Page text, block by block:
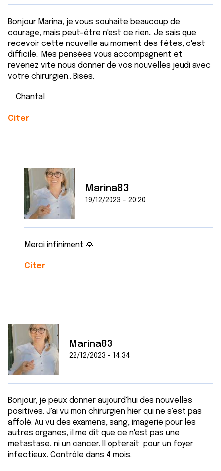
Bonjour Marina, je vous souhaite beaucoup de
courage, mais peut-être n'est ce rien.. Je sais que
recevoir cette nouvelle au moment des fêtes, c'est
difficile.. Mes pensées vous accompagnent et
revenez vite nous donner de vos nouvelles jeudi avec
votre chirurgien.. Bises.
Chantal
Citer
Marina83
19/12/2023 - 20:20
Merci infiniment 🙏
Citer
Marina83
22/12/2023 - 14:34
Bonjour, je peux donner aujourd'hui des nouvelles
positives. J'ai vu mon chirurgien hier qui ne s'est pas
affolé. Au vu des examens, sang, imagerie pour les
autres organes, il me dit que ce n'est pas une
metastase, ni un cancer. Il opterait pour un foyer
infectieux. Contrôle dans 4 mois.